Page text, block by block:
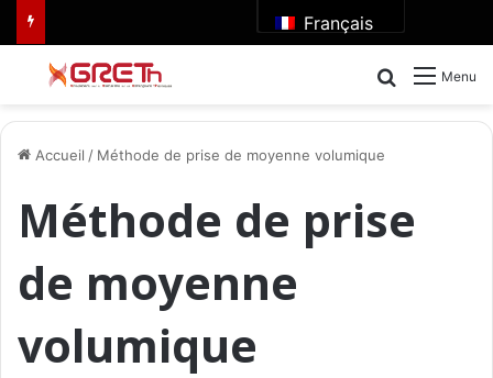
Français
Menu
Rechercher
Accueil / Méthode de prise de moyenne volumique
Méthode de prise
de moyenne
volumique